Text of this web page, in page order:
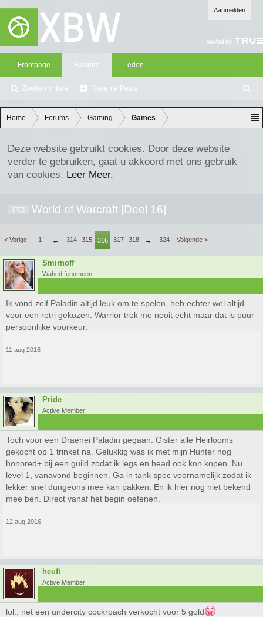
Aanmelden
Frontpage Forums
Zoeken in fora Recente Posts
Leden
oe
ke
n
Home Forums Gaming Games
Deze website gebruikt cookies. Door deze website
verder te gebruiken, gaat u akkoord met ons gebruik
van cookies. Leer Meer.
[PC] World of Warcraft [Deel 16]
< Vorige 1 ← 314 315 316 317 318 → 324 Volgende >
Smirnoff
Wahed fenomeen.
Ik vond zelf Paladin altijd leuk om te spelen, heb echter wel altijd
voor een retri gekozen. Warrior trok me nooit echt maar dat is puur
persoonlijke voorkeur.
11 aug 2016
Pride
Active Member
Toch voor een Draenei Paladin gegaan. Gister alle Heirlooms
gekocht op 1 trinket na. Gelukkig was ik met mijn Hunter nog
honored+ bij een guild zodat ik legs en head ook kon kopen. Nu
level 1, vanavond beginnen. Ga in tank spec voornamelijk zodat ik
lekker snel dungeons mee kan pakken. En ik hier nog niet bekend
mee ben. Direct vanaf het begin oefenen.
12 aug 2016
heuft
Active Member
lol.. net een undercity cockroach verkocht voor 5 gold